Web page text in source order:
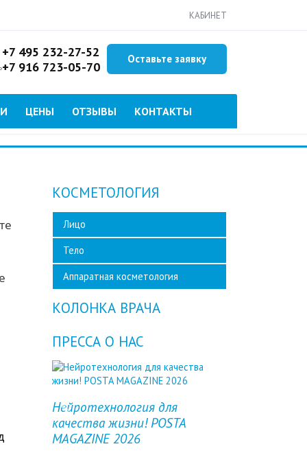
КАБИНЕТ
+7 495 232-27-52
+7 916 723-05-70 Оставьте заявку
ЦЕНЫ ОТЗЫВЫ КОНТАКТЫ
КОСМЕТОЛОГИЯ
Лицо
Тело
Аппаратная косметология
КОЛОНКА ВРАЧА
ПРЕССА О НАС
Нейротехнология для
качества жизни! POSTA
MAGAZINE 2026
Previous